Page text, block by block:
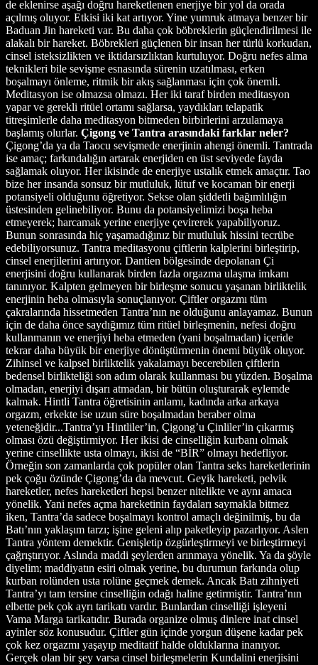
de eklenirse aşağı doğru hareketlenen enerjiye bir yol da orada
açılmış oluyor. Etkisi iki kat artıyor. Yine yumruk atmaya benzer bir
Baduan Jin hareketi var. Bu daha çok böbreklerin güçlendirilmesi ile
alakalı bir hareket. Böbrekleri güçlenen bir insan her türlü korkudan,
cinsel isteksizlikten ve iktidarsızlıktan kurtuluyor. Doğru nefes alma
teknikleri bile sevişme esnasında sürenin uzatılması, erken
boşalmayı önleme, ritmik bir akış sağlanması için çok önemli.
Meditasyon ise olmazsa olmazı. Her iki taraf birden meditasyon
yapar ve gerekli ritüel ortamı sağlarsa, yaydıkları telapatik
titreşimlerle daha meditasyon bitmeden birbirlerini arzulamaya
başlamış olurlar. Çigong ve Tantra arasındaki farklar neler?
Çigong’da ya da Taocu sevişmede enerjinin ahengi önemli. Tantrada
ise amaç; farkındalığın artarak enerjiden en üst seviyede fayda
sağlamak oluyor. Her ikisinde de enerjiye ustalık etmek amaçtır. Tao
bize her insanda sonsuz bir mutluluk, lütuf ve kocaman bir enerji
potansiyeli olduğunu öğretiyor. Sekse olan şiddetli bağımlılığın
üstesinden gelinebiliyor. Bunu da potansiyelimizi boşa heba
etmeyerek; harcamak yerine enerjiye çevirerek yapabiliyoruz.
Bunun sonrasında hiç yaşamadığınız bir mutluluk hissini tecrübe
edebiliyorsunuz. Tantra meditasyonu çiftlerin kalplerini birleştirip,
cinsel enerjilerini artırıyor. Dantien bölgesinde depolanan Çi
enerjisini doğru kullanarak birden fazla orgazma ulaşma imkanı
tanınıyor. Kalpten gelmeyen bir birleşme sonucu yaşanan birliktelik
enerjinin heba olmasıyla sonuçlanıyor. Çiftler orgazmı tüm
çakralarında hissetmeden Tantra’nın ne olduğunu anlayamaz. Bunun
için de daha önce saydığımız tüm ritüel birleşmenin, nefesi doğru
kullanmanın ve enerjiyi heba etmeden (yani boşalmadan) içeride
tekrar daha büyük bir enerjiye dönüştürmenin önemi büyük oluyor.
Zihinsel ve kalpsel birliktelik yakalamayı becerebilen çiftlerin
bedensel birlikteliği son adım olarak kullanması bu yüzden. Boşalma
olmadan, enerjiyi dışarı atmadan, bir bütün oluşturarak eylemde
kalmak. Hintli Tantra öğretisinin anlamı, kadında arka arkaya
orgazm, erkekte ise uzun süre boşalmadan beraber olma
yeteneğidir...Tantra’yı Hintliler’in, Çigong’u Çinliler’in çıkarmış
olması özü değiştirmiyor. Her ikisi de cinselliğin kurbanı olmak
yerine cinsellikte usta olmayı, ikisi de “BİR” olmayı hedefliyor.
Örneğin son zamanlarda çok popüler olan Tantra seks hareketlerinin
pek çoğu özünde Çigong’da da mevcut. Geyik hareketi, pelvik
hareketler, nefes hareketleri hepsi benzer nitelikte ve aynı amaca
yönelik. Yani nefes açma hareketinin faydaları saymakla bitmez
iken, Tantra’da sadece boşalmayı kontrol amaçlı değinilmiş, bu da
Batı’nın yaklaşım tarzı; işine geleni alıp paketleyip pazarlıyor. Aslen
Tantra yöntem demektir. Genişletip özgürleştirmeyi ve birleştirmeyi
çağrıştırıyor. Aslında maddi şeylerden arınmaya yönelik. Ya da şöyle
diyelim; maddiyatın esiri olmak yerine, bu durumun farkında olup
kurban rolünden usta rolüne geçmek demek. Ancak Batı zihniyeti
Tantra’yı tam tersine cinselliğin odağı haline getirmiştir. Tantra’nın
elbette pek çok ayrı tarikatı vardır. Bunlardan cinselliği işleyeni
Vama Marga tarikatıdır. Burada organize olmuş dinlere inat cinsel
ayinler söz konusudur. Çiftler gün içinde yorgun düşene kadar pek
çok kez orgazmı yaşayıp meditatif halde olduklarına inanıyor.
Gerçek olan bir şey varsa cinsel birleşmelerin Kundalini enerjisini